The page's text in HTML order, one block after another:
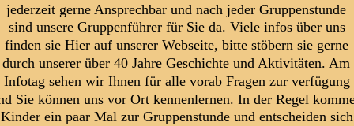
jederzeit gerne Ansprechbar und nach jeder Gruppenstunde
sind unsere Gruppenführer für Sie da. Viele infos über uns
finden sie Hier auf unserer Webseite, bitte stöbern sie gerne
durch unserer über 40 Jahre Geschichte und Aktivitäten. Am
Infotag sehen wir Ihnen für alle vorab Fragen zur verfügung
Sie können uns vor Ort kennenlernen. In der Regel
Kinder ein paar Mal zur Gruppenstunde und entscheiden